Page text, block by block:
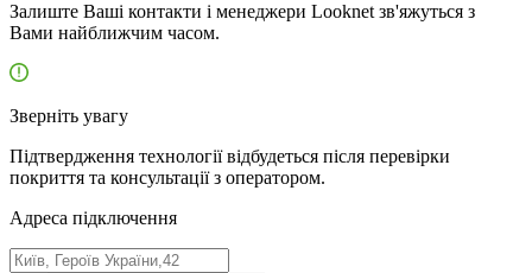
Залиште Ваші контакти і менеджери Looknet зв'яжуться з
Вами найближчим часом.
Зверніть увагу
Підтвердження технології відбудеться після перевірки
покриття та консультації з оператором.
Адресa підключення